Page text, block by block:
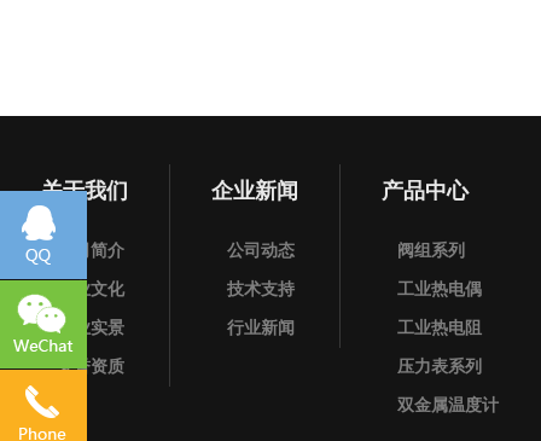
关于我们
公司简介
企业文化
企业实景
荣誉资质
企业新闻
公司动态
技术支持
行业新闻
产品中心
阀组系列
工业热电偶
工业热电阻
压力表系列
双金属温度计